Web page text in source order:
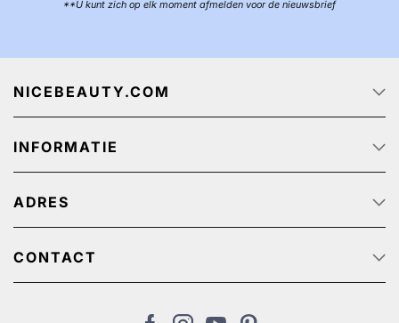
**U kunt zich op elk moment afmelden voor de nieuwsbrief
NICEBEAUTY.COM
Over ons
Track & Trace
Reclame aanbiedingen
INFORMATIE
Privacy beleid
Algemene Voorwaarden
Retour
ADRES
Stærevej 2,
6705 Esbjerg, Denmark
CONTACT